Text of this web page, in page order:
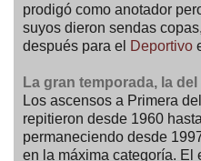
prodigó como anotador
suyos dieron sendas
después para el Deportivo
La gran temporada, la
Los ascensos a Primera
repitieron desde 1960
permaneciendo desde
en la máxima categoría. El